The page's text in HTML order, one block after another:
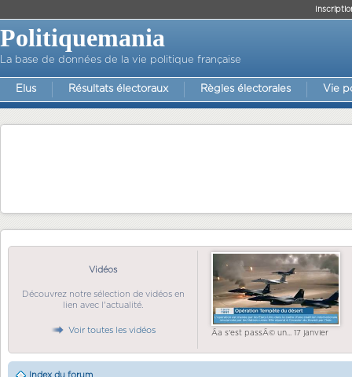
Politiquemania
La base de données de la vie politique française
Elus Résultats électoraux Règles électorales Vie
Vidéos
Découvrez notre sélection de vidéos en
lien avec l'actualité.
Voir toutes les vidéos Ãa s'est passÃ© un... 17 janvier
Index du forum